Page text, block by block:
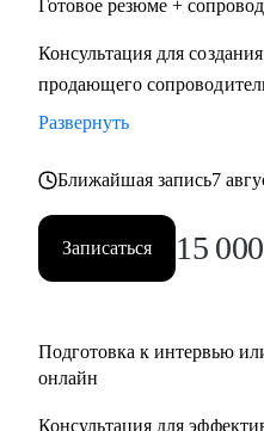
Готовое резюме +
Консультация для
продающего
Развернуть
Ближайшая запись7
Записаться 15 000
Подготовка к интервью
онлайн
Консультация для